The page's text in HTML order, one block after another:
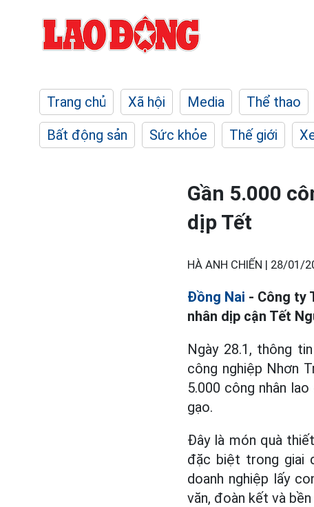
Trang chủ Xã hội Media Thể thao
Bất động sản
Sức khỏe Thế giới
Gần 5.000
dịp Tết
HÀ ANH CHIẾN | 28/01/
Đồng Nai - Công ty
nhân dịp cận Tết
Ngày 28.1, thông
công nghiệp Nhơn
5.000 công nhân
gạo.
Đây là món quà
đặc biệt trong giai
doanh nghiệp lấy
văn, đoàn kết và